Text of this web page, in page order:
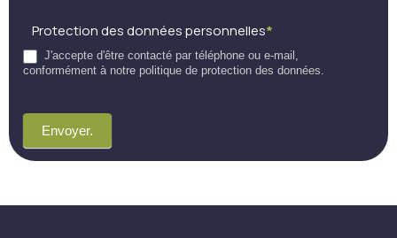
Protection des données personnelles*
J'accepte d'être contacté par téléphone ou e-mail,
conformément à notre politique de protection des données.
Envoyer.